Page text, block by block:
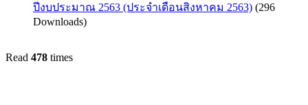
ปีงบประมาณ 2563 (ประจำเดือนสิงหาคม 2563) (296
Downloads)
Read 478 times